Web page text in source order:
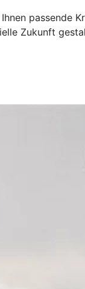
passende
Zukunft